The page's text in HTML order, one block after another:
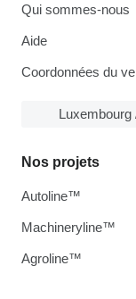
Qui sommes-nous
Aide
Coordonnées du
Luxembourg
Nos projets
Autoline™
Machineryline™
Agroline™